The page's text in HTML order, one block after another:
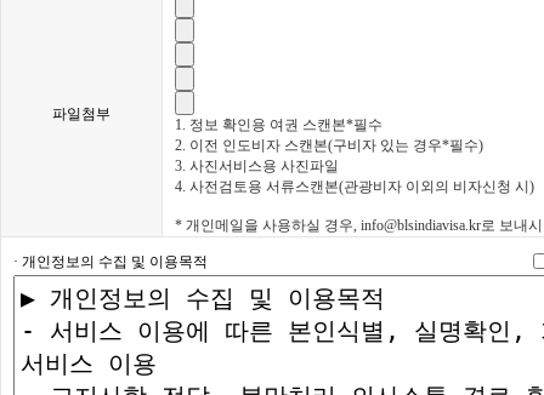
파일첨부
1. 정보 확인용 여권 스캔본*필수
2. 이전 인도비자 스캔본(구비자 있는 경우*필수)
3. 사진서비스용 사진파일
4. 사전검토용 서류스캔본(관광비자 이외의 비자신청 시)
* 개인메일을 사용하실 경우, info@blsindiavisa.kr로 보내
· 개인정보의 수집 및 이용목적